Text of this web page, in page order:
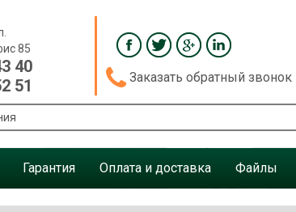
85
40
51
Заказать обратный звонок
Гарантия Оплата и доставка Файлы